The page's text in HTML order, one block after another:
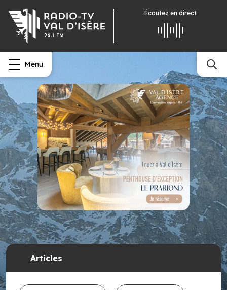
Écoutez en direct
Menu
Articles